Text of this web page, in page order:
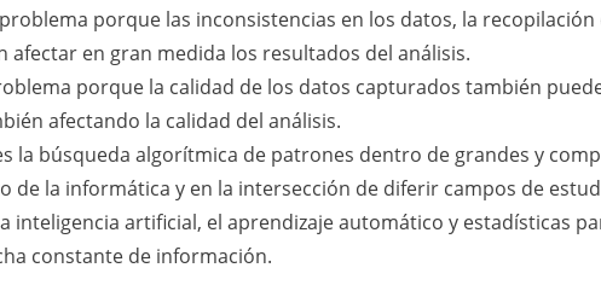
porque las inconsistencias en los datos, la recopilación
afectar en gran medida los resultados del análisis.
porque la calidad de los datos capturados también
afectando la calidad del análisis.
la búsqueda algorítmica de patrones dentro de grandes y
de la informática y en la intersección de diferir campos de
inteligencia artificial, el aprendizaje automático y estadísticas
constante de información.